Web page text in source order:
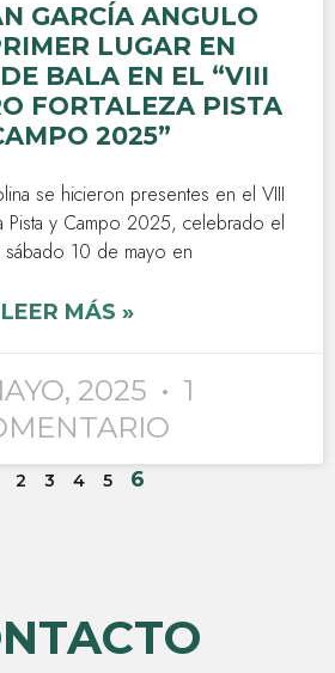
GARCÍA ANGULO
LUGAR EN
BALA EN EL “VIII
FORTALEZA PISTA
2025”
se hicieron presentes en el VIII
Pista y Campo 2025, celebrado el
sábado 10 de mayo en
LEER MÁS »
2025
1
2 3 4 5 6